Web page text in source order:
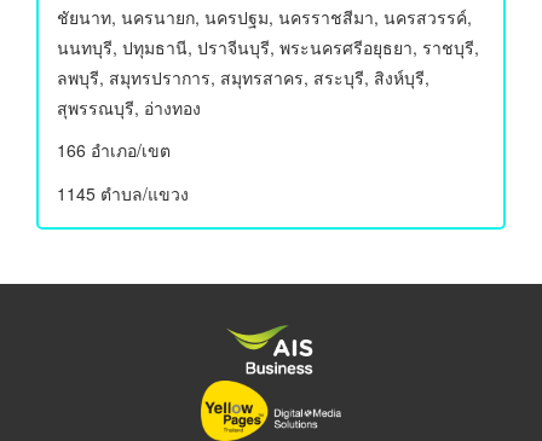
ชัยนาท, นครนายก, นครปฐม, นครราชสีมา, นครสวรรค์,
นนทบุรี, ปทุมธานี, ปราจีนบุรี, พระนครศรีอยุธยา, ราชบุรี,
ลพบุรี, สมุทรปราการ, สมุทรสาคร, สระบุรี, สิงห์บุรี,
สุพรรณบุรี, อ่างทอง
166 อําเภอ/เขต
1145 ตำบล/แขวง